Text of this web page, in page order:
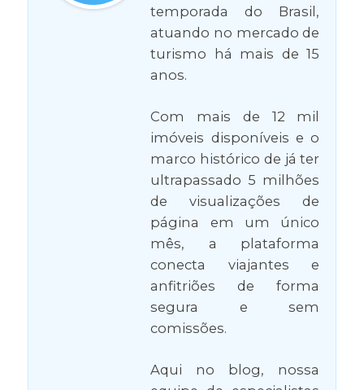
temporada do Brasil,
atuando no mercado de
turismo há mais de 15
anos.
Com mais de 12 mil
imóveis disponíveis e o
marco histórico de já ter
ultrapassado 5 milhões
de visualizações de
página em um único
mês, a plataforma
conecta viajantes e
anfitriões de forma
segura e sem
comissões.
Aqui no blog, nossa